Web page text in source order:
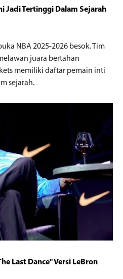
Jadi Tertinggi Dalam Sejarah
NBA 2025-2026 besok. Tim
juara bertahan
memiliki daftar pemain inti
sejarah.
Last Dance" Versi LeBron